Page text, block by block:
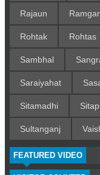
Rajaun
Rohtak Rohtas
Sambhal
Saraiyahat
Sitamadhi
Sultanganj
FEATURED VIDEO